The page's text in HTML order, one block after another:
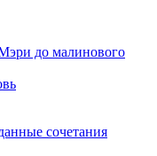
до малинового
сочетания